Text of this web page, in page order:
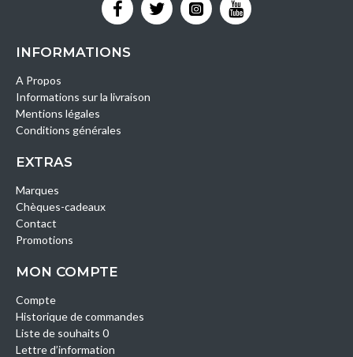
INFORMATIONS
A Propos
Informations sur la livraison
Mentions légales
Conditions générales
EXTRAS
Marques
Chèques-cadeaux
Contact
Promotions
MON COMPTE
Compte
Historique de commandes
Liste de souhaits 0
Lettre d’information